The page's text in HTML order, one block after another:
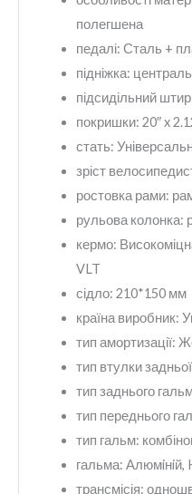
полегшена
педалі: Сталь +
підніжка:
підсидільний
покришки: 20″ x
стать:
зріст
ростовка рами:
рульова колонка:
кермо:
VLT
сідло: 210*150 мм
країна виробник:
тип амортизації:
тип втулки
тип заднього
тип переднього
тип гальм:
гальма: Алюмiнiй,
трансмісія: